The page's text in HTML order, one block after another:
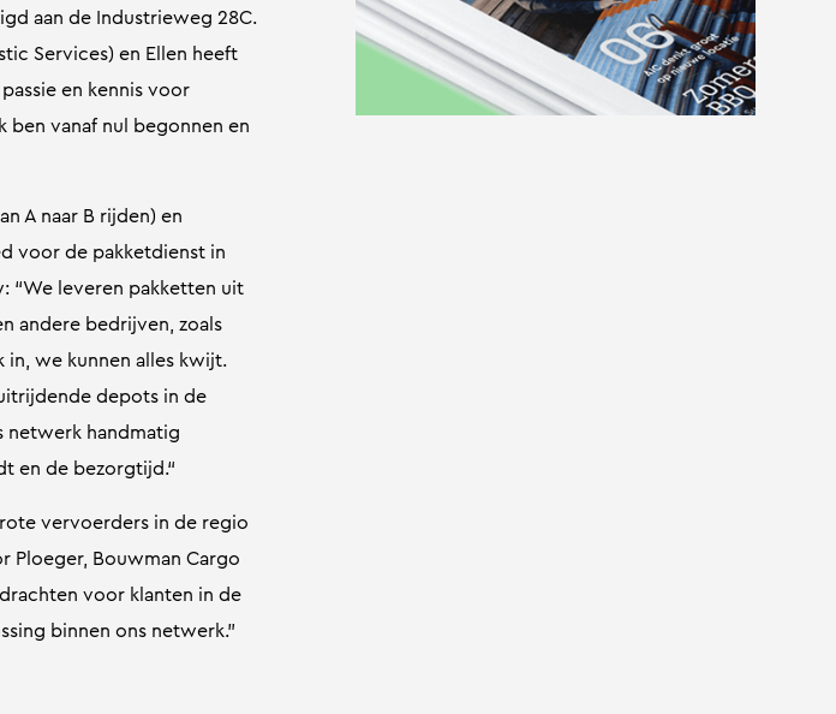
aan de Industrieweg 28C.
Services) en Ellen heeft
en kennis voor
vanaf nul begonnen en
A naar B rijden) en
voor de pakketdienst in
“We leveren pakketten uit
andere bedrijven, zoals
in, we kunnen alles kwijt.
depots in de
netwerk handmatig
en de bezorgtijd.“
vervoerders in de regio
Ploeger, Bouwman Cargo
voor klanten in de
binnen ons netwerk.”